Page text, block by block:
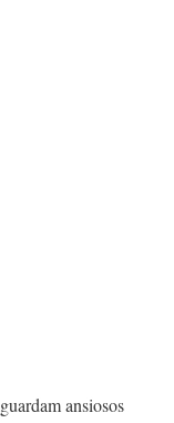
ansiosos